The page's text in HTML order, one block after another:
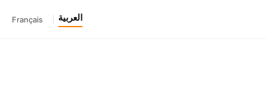
العربية Français